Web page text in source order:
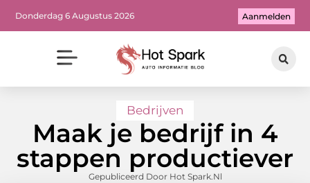
Donderdag 6 Augustus 2026 Aanmelden
Bedrijven
Maak je bedrijf in 4
stappen productiever
Gepubliceerd Door Hot Spark.nl